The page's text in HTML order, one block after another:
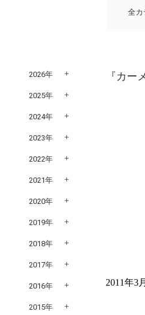
全カ
『カ
2011年3月
2026年
2025年
2024年
2023年
2022年
2021年
2020年
2019年
2018年
2017年
2016年
2015年